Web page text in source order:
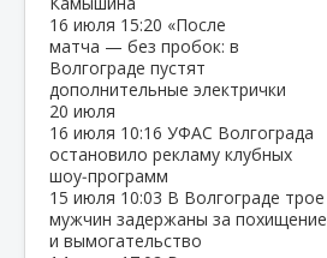
16 июля 15:20 «После
матча — без пробок: в
Волгограде пустят
дополнительные электрички
20 июля
16 июля 10:16 УФАС Волгограда
остановило рекламу клубных
шоу‑программ
15 июля 10:03 В Волгограде трое
мужчин задержаны за похищение
и вымогательство